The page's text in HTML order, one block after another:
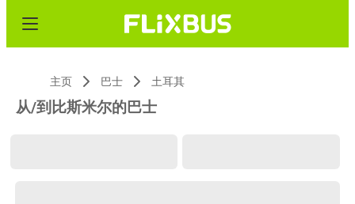
主页 巴士 土耳其
从/到比斯米尔的巴士